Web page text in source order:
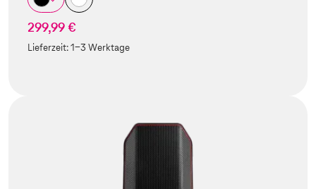
299,99 €
Lieferzeit:1-3 Werktage